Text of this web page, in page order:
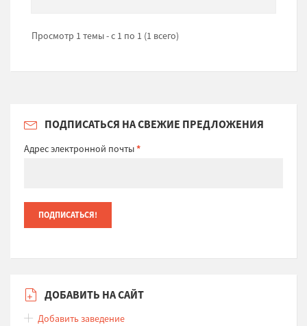
Просмотр 1 темы - с 1 по 1 (1 всего)
ПОДПИСАТЬСЯ НА СВЕЖИЕ ПРЕДЛОЖЕНИЯ
Адрес электронной почты*
ДОБАВИТЬ НА САЙТ
Добавить заведение